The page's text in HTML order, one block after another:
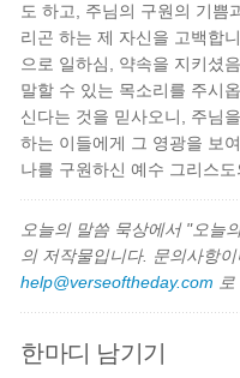
도 하고, 주님의 구원의 기쁨
리곤 하는 제 자신을 고백합
으로 일하심, 약속을 지키셨
말할 수 있는 목소리를 주시
신다는 것을 믿사오니, 주님
하는 이들에게 그 영광을 보
나를 구원하신 예수 그리스
오늘의 말씀 묵상에서 "오늘
의 저작물입니다. 문의사항
help@verseoftheday.com
한마디 남기기